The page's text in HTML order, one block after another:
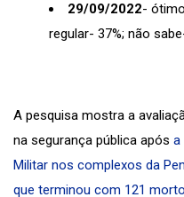
29/09/2022-
regular- 37%; não
A pesquisa mostra a
na segurança pública após a
Militar nos complexos da
que terminou com 121